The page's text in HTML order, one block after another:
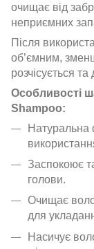
очищає від
неприємних
Після
об’ємним,
розчісується
Особливості
Shampoo:
Натуральна
Заспокоює
голови.
Очищає
для
Насичує